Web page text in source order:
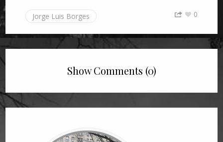
Jorge Luis Borges 0
Show Comments (0)